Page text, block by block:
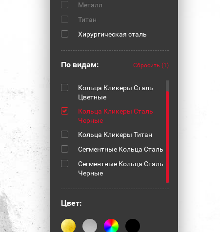
Металл
Титан
Хирургическая сталь
Сбросить (1)
По видам:
Кольца Кликеры Сталь
Цветные
Кольца Кликеры Сталь
Черные
Кольца Кликеры Титан
Сегментные Кольца Сталь
Сегментные Кольца Сталь
Черные
Цвет: